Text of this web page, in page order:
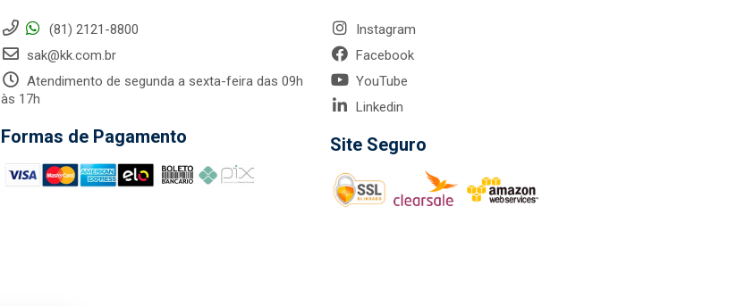
(81) 2121-8800
sak@kk.com.br
Atendimento de segunda a sexta-feira das 09h
às 17h
Formas de Pagamento
Instagram
Facebook
YouTube
Linkedin
Site Seguro